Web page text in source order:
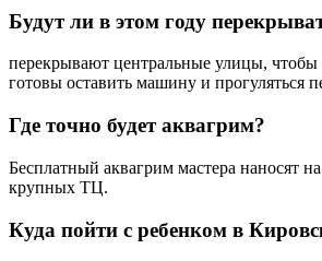
Будут ли в этом году
перекрывают центральные улицы, чтобы
готовы оставить машину и прогуляться
Где точно будет аквагрим?
Бесплатный аквагрим мастера наносят
крупных ТЦ.
Куда пойти с ребенком в